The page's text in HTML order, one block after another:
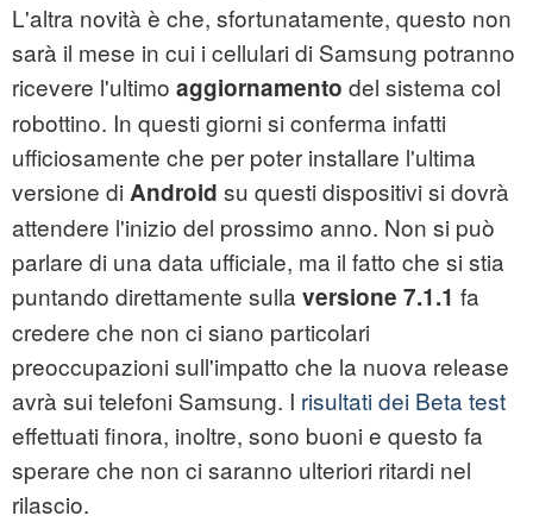
L'altra novità è che, sfortunatamente, questo non
sarà il mese in cui i cellulari di Samsung potranno
ricevere l'ultimo aggiornamento del sistema col
robottino. In questi giorni si conferma infatti
ufficiosamente che per poter installare l'ultima
versione di Android su questi dispositivi si dovrà
attendere l'inizio del prossimo anno. Non si può
parlare di una data ufficiale, ma il fatto che si stia
puntando direttamente sulla versione 7.1.1 fa
credere che non ci siano particolari
preoccupazioni sull'impatto che la nuova release
avrà sui telefoni Samsung. I risultati dei Beta test
effettuati finora, inoltre, sono buoni e questo fa
sperare che non ci saranno ulteriori ritardi nel
rilascio.